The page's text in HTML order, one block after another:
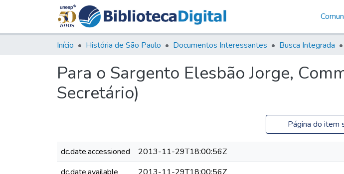
Início História de São Paulo Documentos Interessantes Busca Integrada
Para o Sargento Elesbão Jorge,
Secretário)
Página do item
dc.date.accessioned
2013-11-29T18:00:56Z